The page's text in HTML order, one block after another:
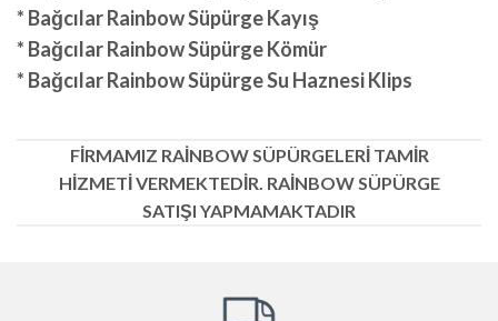
* Bağcılar Rainbow Süpürge Kayış
* Bağcılar Rainbow Süpürge Kömür
* Bağcılar Rainbow Süpürge Su Haznesi Klips
FİRMAMIZ RAİNBOW SÜPÜRGELERİ TAMİR
HİZMETİ VERMEKTEDİR. RAİNBOW SÜPÜRGE
SATIŞI YAPMAMAKTADIR